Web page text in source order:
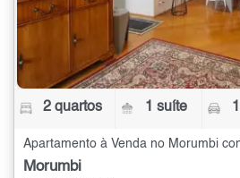
2 quartos 1 suíte
Apartamento à Venda no Morumbi
Morumbi